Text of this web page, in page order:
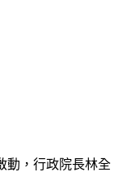
動，行政院長林全